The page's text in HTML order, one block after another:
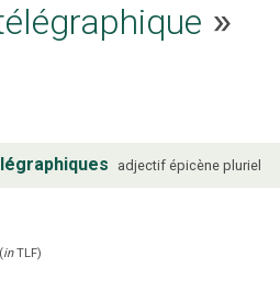
»
adjectif épicène pluriel
(inTLF)